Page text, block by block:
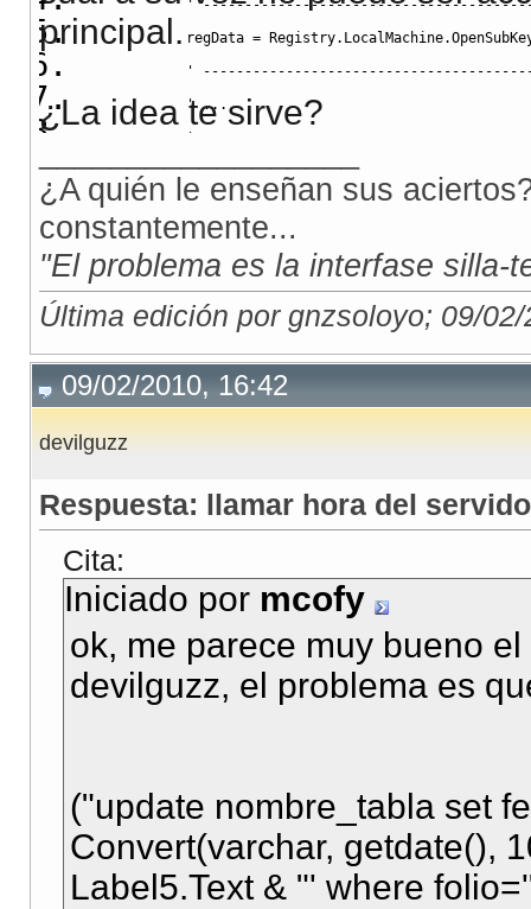
'
regData = Registry. LocalMachine.
'
' ...
'
Data71 = regData.GetValue
regData.Close()
'
oDia
= Data71
'
oDia DateTime
Then
End If
End Try
principal.
¿La idea te sirve?
¿A quién le enseñan sus
constantemente...
"El problema es la interfase silla-
Última edición por gnzsoloyo; 09/
09/02/2010, 16:42
devilguzz
Respuesta: llamar hora del
Cita:
Iniciado por mcofy
ok, me parece muy bueno
devilguzz, el problema es
("update nombre_tabla set
Convert(varchar, getdate(),
Label5.Text & "' where